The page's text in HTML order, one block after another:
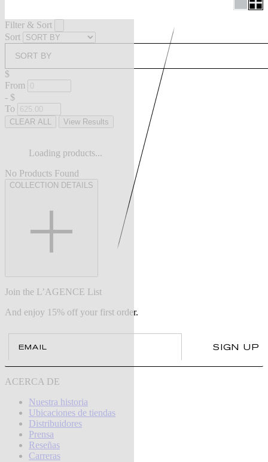
Filter & Sort
Sort
SORT BY
$
From
- $
To
CLEAR ALL View Results
Loading products...
No Products Found
COLLECTION DETAILS
Join the L’AGENCE List
And enjoy 15% off your first order.
SIGN UP
ACERCA DE
Nuestra historia
Ubicaciones de tiendas
Distribuidores
Prensa
Reseñas
Carreras